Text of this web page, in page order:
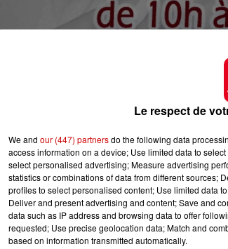
Le respect de
We and our (447) partnersdo the following data
access information on a device; Use limited data to
select personalised advertising; Measure advertising
statistics or combinations of data from different sources;
profiles to select personalised content; Use limited data
Deliver and present advertising and content; Save and
data such as IP address and browsing data to offer
requested; Use precise geolocation data; Match and
based on information transmitted automatically.